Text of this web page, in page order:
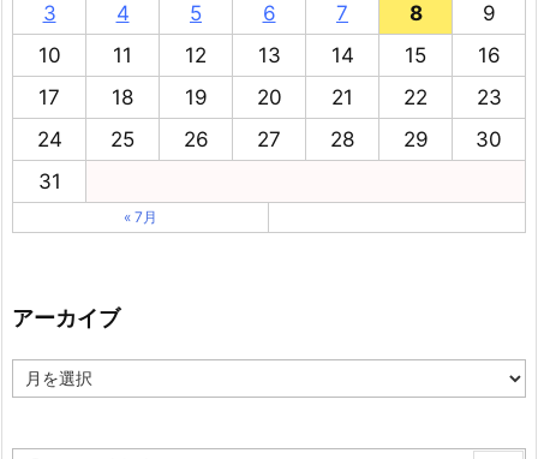
3
4 5 6 7 8
9
10
11 12 13 14 15
16
17
18 19 20 21 22
23
24
25 26 27 28 29
30
31
« 7月
アーカイブ
ー